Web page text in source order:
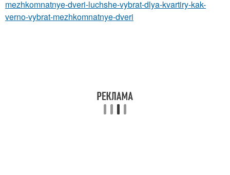
mezhkomnatnye-dveri-luchshe-vybrat-dlya-kvartiry-kak-
verno-vybrat-mezhkomnatnye-dveri